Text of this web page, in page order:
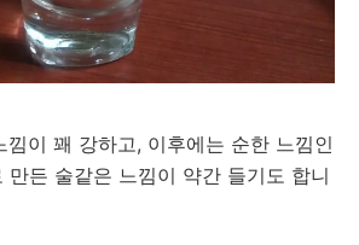
낌이 꽤 강하고, 이후에는 순한 느낌인
만든 술같은 느낌이 약간 들기도 합니